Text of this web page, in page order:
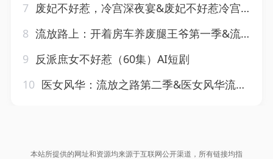
7 废妃不好惹，冷宫深夜宴&废妃不好惹冷宫深夜宴（26集）AI短剧
8 流放路上：开着房车养废腿王爷第一季&流放路上开着房车养废腿王爷第一季（92集）AI短剧
9 反派庶女不好惹（60集）AI短剧
10 医女风华：流放之路第二季&医女风华流放之路第二季（90集）AI短剧
本站所提供的网址和资源均来源于互联网公开渠道，所有链接均指